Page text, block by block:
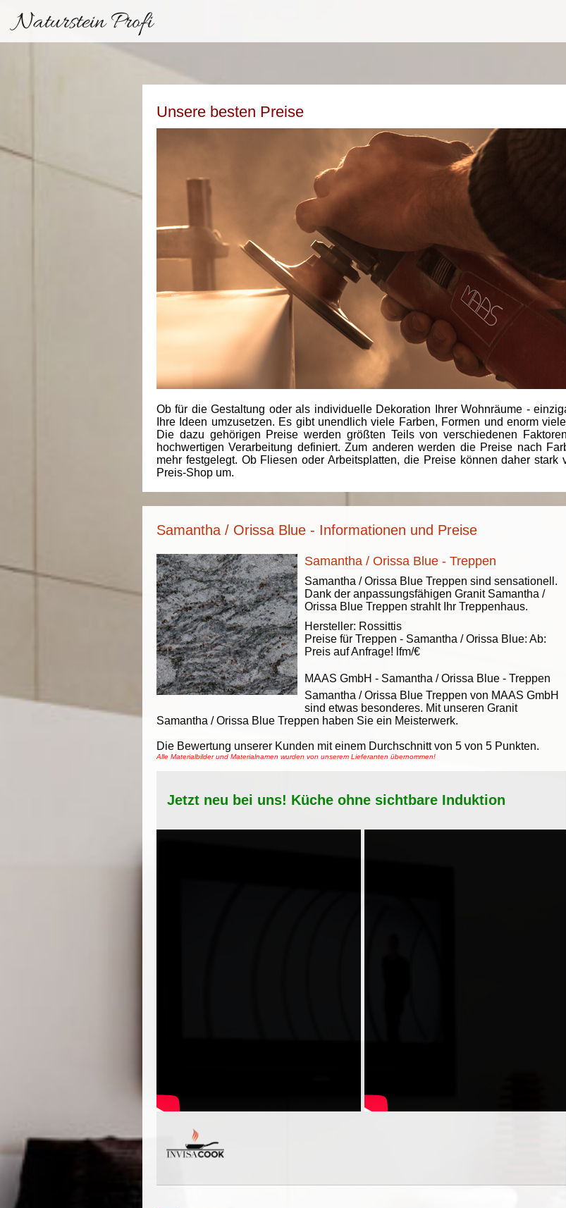
Naturstein Profi
Unsere besten Preise
Ob für die Gestaltung oder als individuelle Dekoration Ihrer Wohnräume -
Ihre Ideen umzusetzen. Es gibt unendlich viele Farben, Formen und enorm
Die dazu gehörigen Preise werden größten Teils von verschiedenen
hochwertigen Verarbeitung definiert. Zum anderen werden die Preise nach
mehr festgelegt. Ob Fliesen oder Arbeitsplatten, die Preise können daher
Preis-Shop um.
Samantha / Orissa Blue - Informationen und Preise
Samantha / Orissa Blue - Treppen
Samantha / Orissa Blue Treppen sind sensationell.
Dank der anpassungsfähigen Granit Samantha /
Orissa Blue Treppen strahlt Ihr Treppenhaus.
Hersteller: Rossittis
Preise für Treppen - Samantha / Orissa Blue: Ab:
Preis auf Anfrage! lfm/€
MAAS GmbH - Samantha / Orissa Blue - Treppen
Samantha / Orissa Blue Treppen von MAAS GmbH
sind etwas besonderes. Mit unseren Granit
Samantha / Orissa Blue Treppen haben Sie ein Meisterwerk.
Die Bewertung unserer Kunden mit einem Durchschnitt von 5 von 5 Punkten.
Alle Materialbilder und Materialnamen wurden von unserem Lieferanten übernommen!
Jetzt neu bei uns! Küche ohne sichtbare Induktion